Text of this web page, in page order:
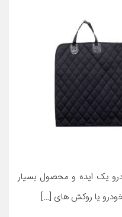
یک ایده و محصول بسیار
یا روکش های […]